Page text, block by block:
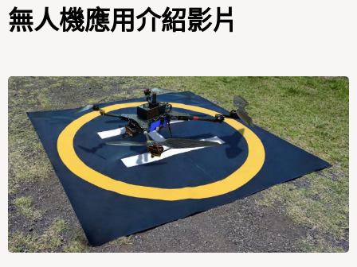
無人機應用介紹影片